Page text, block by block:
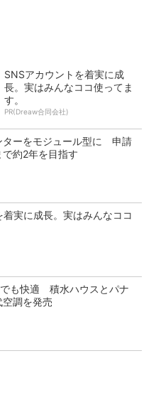
SNSアカウントを着実に成
長。実はみんなココ使ってま
す。
PR(Dreaw合同会社)
ターをモジュール型に 申請
で約2年を目指す
実に成長。実はみんなココ
でも快適 積水ハウスとパナ
空調を発売